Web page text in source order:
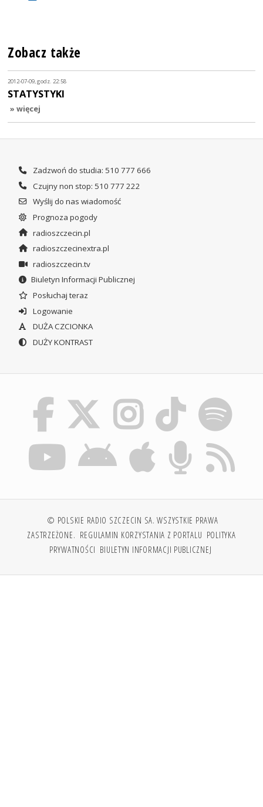
Zobacz także
2012-07-09, godz. 22:58
STATYSTYKI
» więcej
Zadzwoń do studia: 510 777 666
Czujny non stop: 510 777 222
Wyślij do nas wiadomość
Prognoza pogody
radioszczecin.pl
radioszczecinextra.pl
radioszczecin.tv
Biuletyn Informacji Publicznej
Posłuchaj teraz
Logowanie
DUŻA CZCIONKA
DUŻY KONTRAST
© POLSKIE RADIO SZCZECIN SA. WSZYSTKIE PRAWA
ZASTRZEŻONE. REGULAMIN KORZYSTANIA Z PORTALU POLITYKA
PRYWATNOŚCI BIULETYN INFORMACJI PUBLICZNEJ